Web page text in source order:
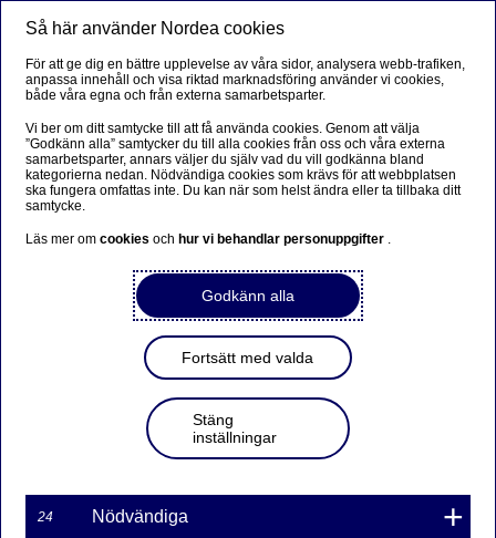
Så här använder Nordea cookies
För att ge dig en bättre upplevelse av våra sidor, analysera webb-trafiken,
anpassa innehåll och visa riktad marknadsföring använder vi cookies,
både våra egna och från externa samarbetsparter.
Vi ber om ditt samtycke till att få använda cookies. Genom att välja
”Godkänn alla” samtycker du till alla cookies från oss och våra externa
samarbetsparter, annars väljer du själv vad du vill godkänna bland
kategorierna nedan. Nödvändiga cookies som krävs för att webbplatsen
ska fungera omfattas inte. Du kan när som helst ändra eller ta tillbaka ditt
samtycke.
Läs mer omcookiesoch hur vi behandlar personuppgifter .
Godkänn alla
Fortsätt med valda
Stäng
inställningar
24 Nödvändiga